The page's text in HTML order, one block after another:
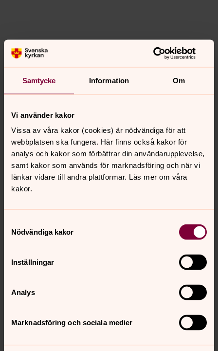
Samtycke Information Om
Vi använder kakor
Vissa av våra kakor (cookies) är nödvändiga för att
webbplatsen ska fungera. Här finns också kakor för
analys och kakor som förbättrar din användarupplevelse,
samt kakor som används för marknadsföring och när vi
länkar vidare till andra plattformar. Läs mer om våra
kakor.
Nödvändiga kakor
Inställningar
Analys
Marknadsföring och sociala medier